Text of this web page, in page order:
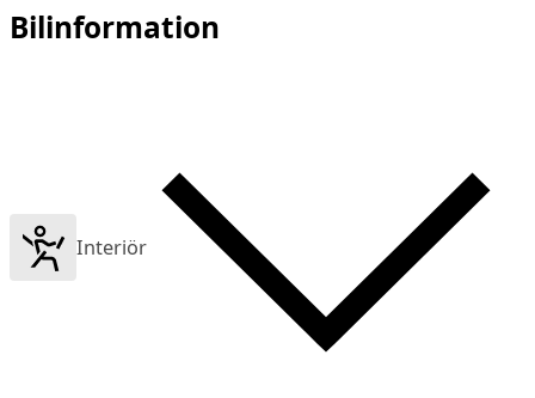
Bilinformation
Interiör